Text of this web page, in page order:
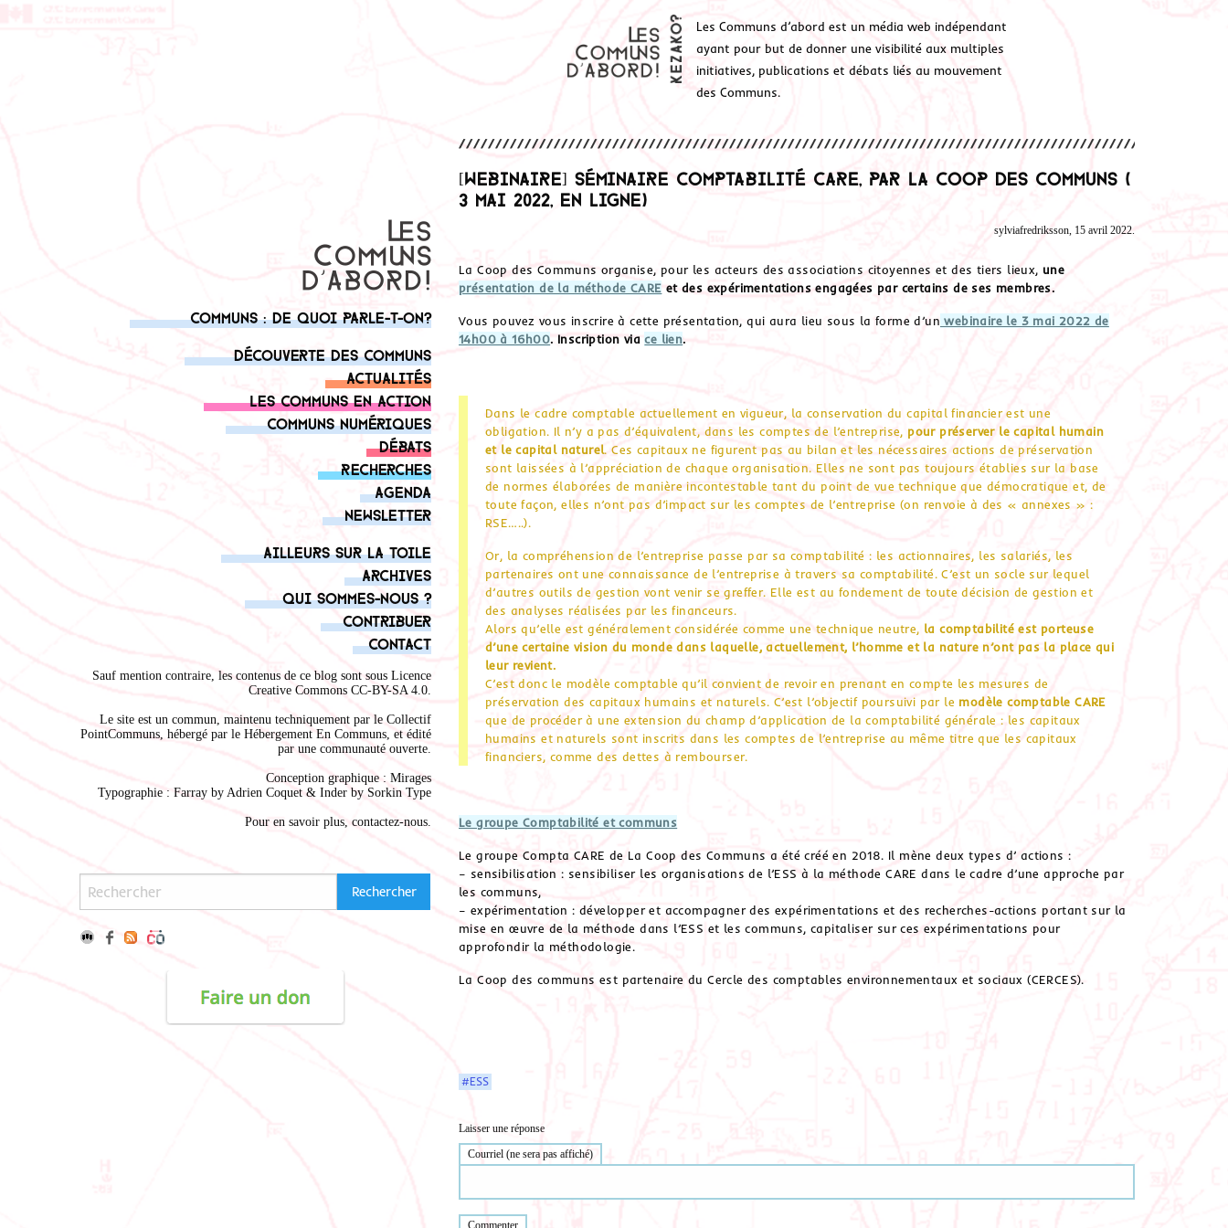
Les Communs d’abord est un média web indépendant
ayant pour but de donner une visibilité aux multiples
initiatives, publications et débats liés au mouvement
des Communs.
Communs : de quoi parle-t-on?
Découverte des communs
Actualités
Les communs en action
Communs numériques
Débats
Recherches
Agenda
Newsletter
Ailleurs sur la toile
Archives
Qui sommes-nous ?
Contribuer
Contact
Sauf mention contraire, les contenus de ce blog sont sous Licence
Creative Commons CC-BY-SA 4.0.
Le site est un commun, maintenu techniquement par le Collectif
PointCommuns, hébergé par le Hébergement En Communs, et édité
par une communauté ouverte.
Conception graphique : Mirages
Typographie : Farray by Adrien Coquet & Inder by Sorkin Type
Pour en savoir plus, contactez-nous.
[Webinaire] Séminaire Comptabilité CARE, par la Coop des Communs (
3 mai 2022, en ligne)
sylviafredriksson, 15 avril 2022.
La Coop des Communs organise, pour les acteurs des associations citoyennes et des tiers lieux, une
présentation de la méthode CARE et des expérimentations engagées par certains de ses membres.
Vous pouvez vous inscrire à cette présentation, qui aura lieu sous la forme d’un webinaire le 3 mai 2022 de
14h00 à 16h00. Inscription viace lien.
Dans le cadre comptable actuellement en vigueur, la conservation du capital financier est une
obligation. Il n’y a pas d’équivalent, dans les comptes de l’entreprise, pour préserver le capital humain
et le capital naturel. Ces capitaux ne figurent pas au bilan et les nécessaires actions de préservation
sont laissées à l’appréciation de chaque organisation. Elles ne sont pas toujours établies sur la base
de normes élaborées de manière incontestable tant du point de vue technique que démocratique et, de
toute façon, elles n’ont pas d’impact sur les comptes de l’entreprise (on renvoie à des « annexes » :
RSE…..).
Or, la compréhension de l’entreprise passe par sa comptabilité : les actionnaires, les salariés, les
partenaires ont une connaissance de l’entreprise à travers sa comptabilité. C’est un socle sur lequel
d’autres outils de gestion vont venir se greffer. Elle est au fondement de toute décision de gestion et
des analyses réalisées par les financeurs.
Alors qu’elle est généralement considérée comme une technique neutre, la comptabilité est porteuse
d’une certaine vision du monde dans laquelle, actuellement, l’homme et la nature n’ont pas la place qui
leur revient.
C’est donc le modèle comptable qu’il convient de revoir en prenant en compte les mesures de
préservation des capitaux humains et naturels. C’est l’objectif poursuivi par le modèle comptable CARE
que de procéder à une extension du champ d’application de la comptabilité générale : les capitaux
humains et naturels sont inscrits dans les comptes de l’entreprise au même titre que les capitaux
financiers, comme des dettes à rembourser.
Le groupe Comptabilité et communs
Le groupe Compta CARE de La Coop des Communs a été créé en 2018. Il mène deux types d’ actions :
– sensibilisation : sensibiliser les organisations de l’ESS à la méthode CARE dans le cadre d’une approche par
les communs,
– expérimentation : développer et accompagner des expérimentations et des recherches-actions portant sur la
mise en œuvre de la méthode dans l’ESS et les communs, capitaliser sur ces expérimentations pour
approfondir la méthodologie.
La Coop des communs est partenaire du Cercle des comptables environnementaux et sociaux (CERCES).
#ESS
Laisser une réponse
Courriel (ne sera pas affiché)
Commenter